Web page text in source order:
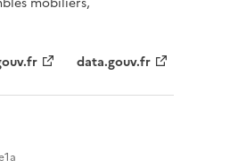
data.gouv.fr